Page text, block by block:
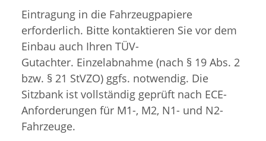
Eintragung in die Fahrzeugpapiere
erforderlich. Bitte kontaktieren Sie vor dem
Einbau auch Ihren TÜV-
Gutachter. Einzelabnahme (nach § 19 Abs. 2
bzw. § 21 StVZO) ggfs. notwendig. Die
Sitzbank ist vollständig geprüft nach ECE-
Anforderungen für M1-, M2, N1- und N2-
Fahrzeuge.